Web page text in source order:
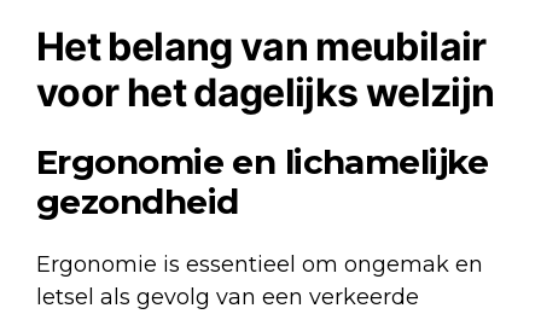
Het belang van meubilair
voor het dagelijks welzijn
Ergonomie en lichamelijke
gezondheid
Ergonomie is essentieel om ongemak en
letsel als gevolg van een verkeerde